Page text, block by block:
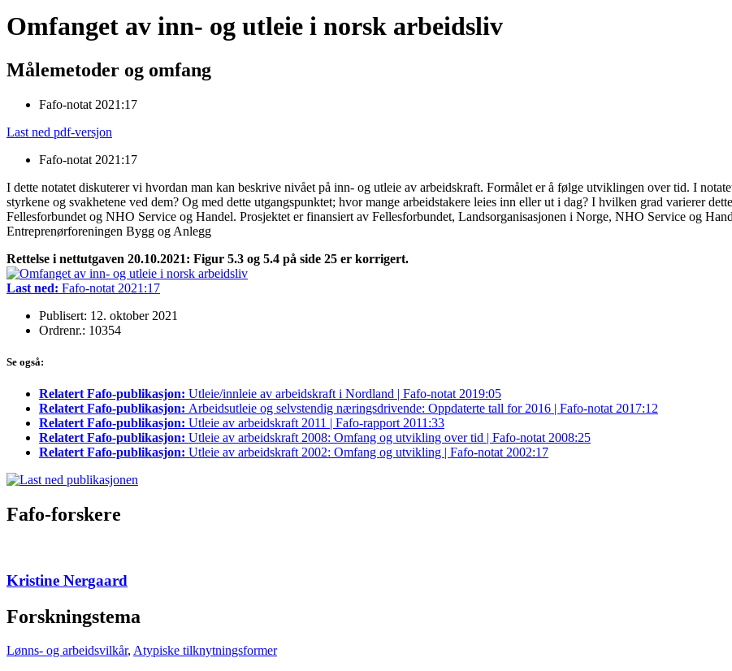
Omfanget av inn- og utleie i norsk arbeidsliv
Målemetoder og omfang
Fafo-notat 2021:17
Last ned pdf-versjon
Fafo-notat 2021:17
I dette notatet diskuterer vi hvordan man kan beskrive nivået på inn- og utleie av arbeidskraft. Formålet er å følge utviklingen over tid. I
styrkene og svakhetene ved dem? Og med dette utgangspunktet; hvor mange arbeidstakere leies inn eller ut i dag? I hvilken grad varierer
Fellesforbundet og NHO Service og Handel. Prosjektet er finansiert av Fellesforbundet, Landsorganisasjonen i Norge, NHO Service og
Entreprenørforeningen Bygg og Anlegg
Rettelse i nettutgaven 20.10.2021: Figur 5.3 og 5.4 på side 25 er korrigert.
Last ned: Fafo-notat 2021:17
Publisert: 12. oktober 2021
Ordrenr.: 10354
Se også:
Relatert Fafo-publikasjon: Utleie/innleie av arbeidskraft i Nordland | Fafo-notat 2019:05
Relatert Fafo-publikasjon: Arbeidsutleie og selvstendig næringsdrivende: Oppdaterte tall for 2016 | Fafo-notat 2017:12
Relatert Fafo-publikasjon: Utleie av arbeidskraft 2011 | Fafo-rapport 2011:33
Relatert Fafo-publikasjon: Utleie av arbeidskraft 2008: Omfang og utvikling over tid | Fafo-notat 2008:25
Relatert Fafo-publikasjon: Utleie av arbeidskraft 2002: Omfang og utvikling | Fafo-notat 2002:17
Fafo-forskere
Kristine Nergaard
Forskningstema
Lønns- og arbeidsvilkår, Atypiske tilknytningsformer